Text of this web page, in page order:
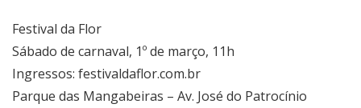
Festival da Flor
Sábado de carnaval, 1º de março, 11h
Ingressos: festivaldaflor.com.br
Parque das Mangabeiras – Av. José do Patrocínio